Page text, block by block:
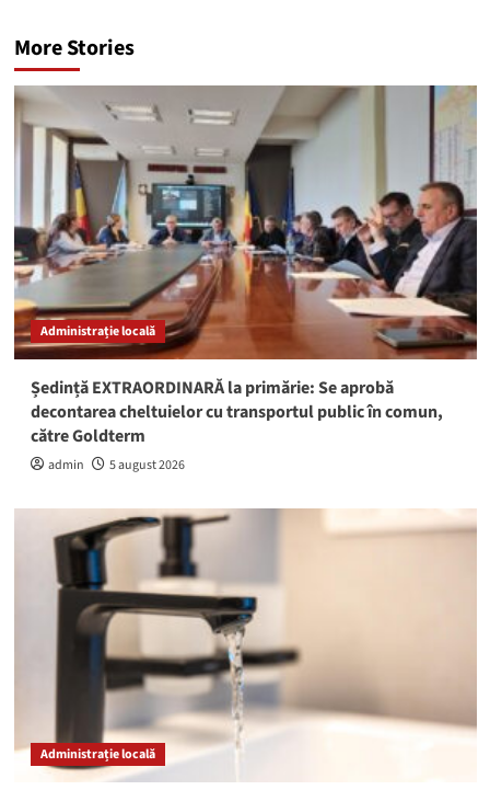
More Stories
Administrație locală
Ședință EXTRAORDINARĂ la primărie: Se aprobă
decontarea cheltuielor cu transportul public în comun,
către Goldterm
admin 5 august 2026
Administrație locală